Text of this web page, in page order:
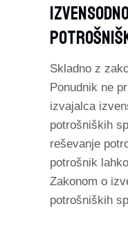
Skladno z
Ponudnik ne
izvajalca
potrošniških
reševanje
potrošnik
Zakonom o
potrošniških